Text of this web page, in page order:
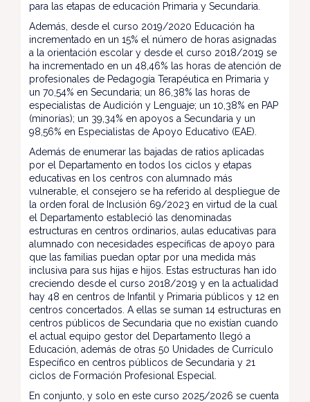
para las etapas de educación Primaria y Secundaria.
Además, desde el curso 2019/2020 Educación ha
incrementado en un 15% el número de horas asignadas
a la orientación escolar y desde el curso 2018/2019 se
ha incrementado en un 48,46% las horas de atención de
profesionales de Pedagogía Terapéutica en Primaria y
un 70,54% en Secundaria; un 86,38% las horas de
especialistas de Audición y Lenguaje; un 10,38% en PAP
(minorías); un 39,34% en apoyos a Secundaria y un
98,56% en Especialistas de Apoyo Educativo (EAE).
Además de enumerar las bajadas de ratios aplicadas
por el Departamento en todos los ciclos y etapas
educativas en los centros con alumnado más
vulnerable, el consejero se ha referido al despliegue de
la orden foral de Inclusión 69/2023 en virtud de la cual
el Departamento estableció las denominadas
estructuras en centros ordinarios, aulas educativas para
alumnado con necesidades específicas de apoyo para
que las familias puedan optar por una medida más
inclusiva para sus hijas e hijos. Estas estructuras han ido
creciendo desde el curso 2018/2019 y en la actualidad
hay 48 en centros de Infantil y Primaria públicos y 12 en
centros concertados. A ellas se suman 14 estructuras en
centros públicos de Secundaria que no existían cuando
el actual equipo gestor del Departamento llegó a
Educación, además de otras 50 Unidades de Currículo
Específico en centros públicos de Secundaria y 21
ciclos de Formación Profesional Especial.
En conjunto, y solo en este curso 2025/2026 se cuenta